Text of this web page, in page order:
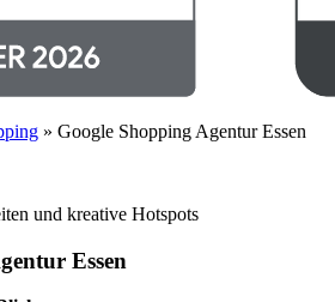
» Google Shopping Agentur Essen
und kreative Hotspots
Essen